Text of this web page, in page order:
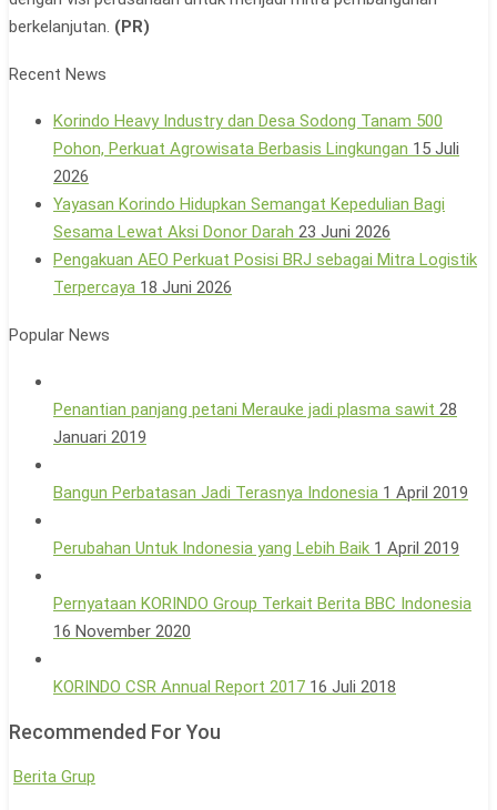
berkelanjutan. (PR)
Recent News
Korindo Heavy Industry dan Desa Sodong Tanam 500
Pohon, Perkuat Agrowisata Berbasis Lingkungan 15 Juli
2026
Yayasan Korindo Hidupkan Semangat Kepedulian Bagi
Sesama Lewat Aksi Donor Darah 23 Juni 2026
Pengakuan AEO Perkuat Posisi BRJ sebagai Mitra Logistik
Terpercaya 18 Juni 2026
Popular News
Penantian panjang petani Merauke jadi plasma sawit 28
Januari 2019
Bangun Perbatasan Jadi Terasnya Indonesia 1 April 2019
Perubahan Untuk Indonesia yang Lebih Baik 1 April 2019
Pernyataan KORINDO Group Terkait Berita BBC Indonesia
16 November 2020
KORINDO CSR Annual Report 2017 16 Juli 2018
Recommended For You
Berita Grup